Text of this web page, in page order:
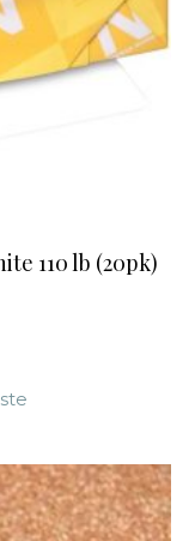
110 lb (20pk)